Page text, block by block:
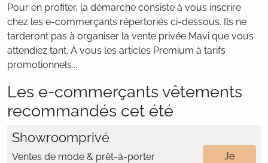
Pour en profiter, la démarche consiste à vous inscrire
chez les e-commerçants répertoriés ci-dessous. Ils ne
tarderont pas à organiser la vente privée Mavi que vous
attendiez tant. À vous les articles Premium à tarifs
promotionnels...
Les e-commerçants vêtements
recommandés cet été
Showroomprivé
Ventes de mode & prêt-à-porter
Je